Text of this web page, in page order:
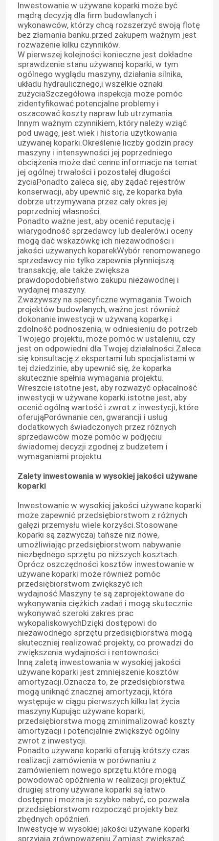
Dom
Produkty
O nas
Wycieczka po fabryce
Kontrola jakości
Skontaktuj się z nami
Poprosić o wycenę
Silnik DEUTZ
Silnik
Silnik CUMMINS
Inwestowanie w używane koparki może być
mądrą decyzją dla firm budowlanych i
wykonawców, którzy chcą rozszerzyć swoją flotę
bez złamania banku.przed zakupem ważnym jest
rozważenie kilku czynników.
W pierwszej kolejności konieczne jest dokładne
sprawdzenie stanu używanej koparki, w tym
ogólnego wyglądu maszyny, działania silnika,
układu hydraulicznego,i wszelkie oznaki
zużyciaSzczegółowa inspekcja może pomóc
zidentyfikować potencjalne problemy i
oszacować koszty napraw lub utrzymania.
Innym ważnym czynnikiem, który należy wziąć
pod uwagę, jest wiek i historia użytkowania
używanej koparki.Określenie liczby godzin pracy
maszyny i intensywności jej poprzedniego
obciążenia może dać cenne informacje na temat
jej ogólnej trwałości i pozostałej długości
życiaPonadto zaleca się, aby żądać rejestrów
konserwacji, aby upewnić się, że koparka była
dobrze utrzymywana przez cały okres jej
poprzedniej własności.
Ponadto ważne jest, aby ocenić reputację i
wiarygodność sprzedawcy lub dealerów.i oceny
mogą dać wskazówkę ich niezawodności i
jakości używanych koparekWybór renomowanego
sprzedawcy nie tylko zapewnia płynniejszą
transakcję, ale także zwiększa
prawdopodobieństwo zakupu niezawodnej i
wydajnej maszyny.
Zważywszy na specyficzne wymagania Twoich
projektów budowlanych, ważne jest również
dokonanie inwestycji w używaną koparkę.i
zdolność podnoszenia, w odniesieniu do potrzeb
Twojego projektu, może pomóc w ustaleniu, czy
jest on odpowiedni dla Twojej działalności.Zaleca
się konsultację z ekspertami lub specjalistami w
tej dziedzinie, aby upewnić się, że koparka
skutecznie spełnia wymagania projektu.
Wreszcie istotne jest, aby rozważyć opłacalność
inwestycji w używane koparki.istotne jest, aby
ocenić ogólną wartość i zwrot z inwestycji, które
oferująPorównanie cen, gwarancji i usług
dodatkowych świadczonych przez różnych
sprzedawców może pomóc w podjęciu
świadomej decyzji zgodnej z budżetem i
wymaganiami projektu.
Zalety inwestowania w wysokiej jakości używane
koparki
Inwestowanie w wysokiej jakości używane koparki
może zapewnić przedsiębiorstwom z różnych
gałęzi przemysłu wiele korzyści.Stosowane
koparki są zazwyczaj tańsze niż nowe,
umożliwiając przedsiębiorstwom nabywanie
niezbędnego sprzętu po niższych kosztach.
Oprócz oszczędności kosztów inwestowanie w
używane koparki może również pomóc
przedsiębiorstwom zwiększyć ich
wydajność.Maszyny te są zaprojektowane do
wykonywania ciężkich zadań i mogą skutecznie
wykonywać szeroki zakres prac
wykopaliskowychDzięki dostępowi do
niezawodnego sprzętu przedsiębiorstwa mogą
skuteczniej realizować projekty, co prowadzi do
zwiększenia wydajności i rentowności.
Inną zaletą inwestowania w wysokiej jakości
używane koparki jest zmniejszenie kosztów
amortyzacji.Oznacza to, że przedsiębiorstwa
mogą uniknąć znacznej amortyzacji, która
występuje w ciągu pierwszych kilku lat życia
maszyny.Kupując używane koparki,
przedsiębiorstwa mogą zminimalizować koszty
amortyzacji i potencjalnie zwiększyć ogólny
zwrot z inwestycji.
Ponadto używane koparki oferują krótszy czas
realizacji zamówienia w porównaniu z
zamówieniem nowego sprzętu.które mogą
powodować opóźnienia w realizacji projektuZ
drugiej strony używane koparki są łatwo
dostępne i można je szybko nabyć, co pozwala
przedsiębiorstwom rozpocząć projekty bez
zbędnych opóźnień.
Inwestycje w wysokiej jakości używane koparki
sprzyjają zrównoważeniu.Zamiast zwiększać